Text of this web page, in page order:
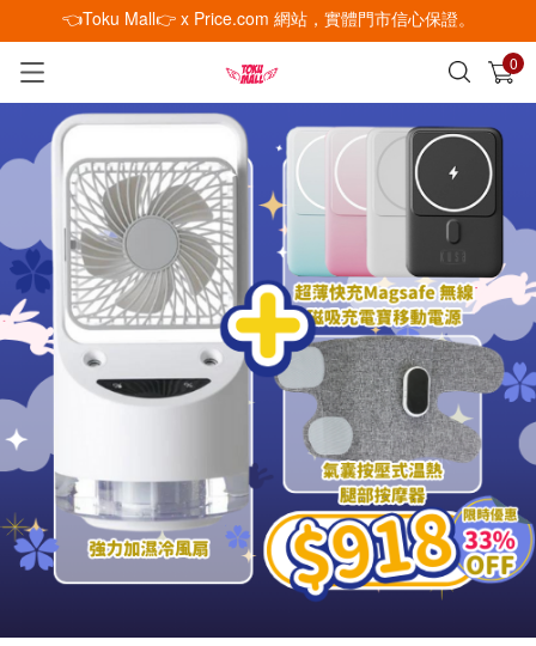
👈Toku Mall👉 x Price.com 網站，實體門市信心保證。
0
已加入購物車 查看